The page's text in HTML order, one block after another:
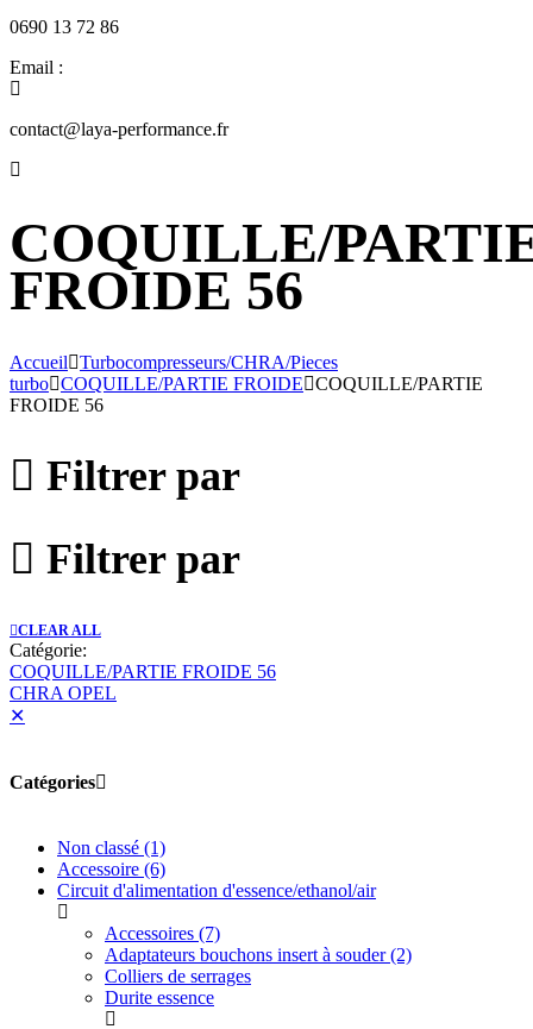
0690 13 72 86
Email :
contact@laya-performance.fr
COQUILLE/
FROIDE 56
Accueil
Turbocompresseurs/CHRA/Pieces
turbo COQUILLE/PARTIE FROIDE
COQUILLE/PARTIE
FROIDE 56
Filtrer par
Filtrer par
CLEAR ALL
Catégorie:
COQUILLE/PARTIE FROIDE 56
CHRA OPEL
✕
Catégories
Non classé (1)
Accessoire (6)
Circuit d'alimentation d'essence/ethanol/air
Accessoires (7)
Adaptateurs bouchons insert à souder(2)
Colliers de serrages
Durite essence